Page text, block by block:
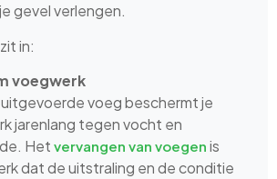
gevel verlengen.
in:
voegwerk
voeg beschermt je
jarenlang tegen vocht en
Het vervangen van voegen is
dat de uitstraling en de conditie